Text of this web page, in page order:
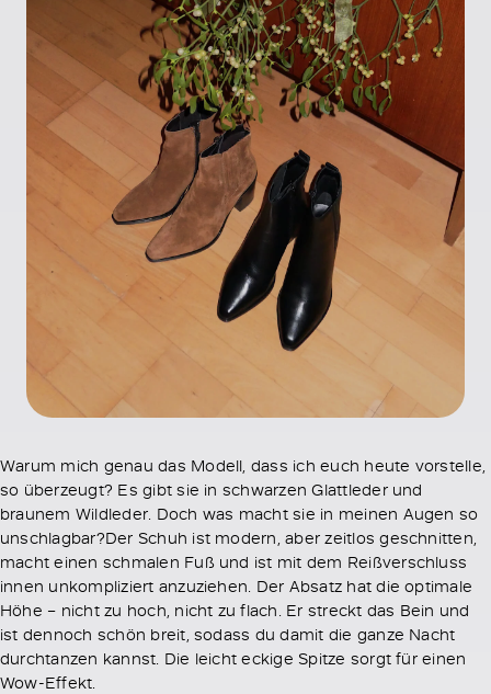
Warum mich genau das Modell, dass ich euch heute vorstelle,
so überzeugt? Es gibt sie in schwarzen Glattleder und
braunem Wildleder. Doch was macht sie in meinen Augen so
unschlagbar?Der Schuh ist modern, aber zeitlos geschnitten,
macht einen schmalen Fuß und ist mit dem Reißverschluss
innen unkompliziert anzuziehen. Der Absatz hat die optimale
Höhe – nicht zu hoch, nicht zu flach. Er streckt das Bein und
ist dennoch schön breit, sodass du damit die ganze Nacht
durchtanzen kannst. Die leicht eckige Spitze sorgt für einen
Wow-Effekt.